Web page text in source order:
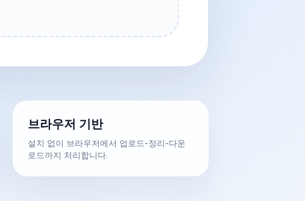
브라우저 기반
설치 없이 브라우저에서 업로드-정리-다운
로드까지 처리합니다.